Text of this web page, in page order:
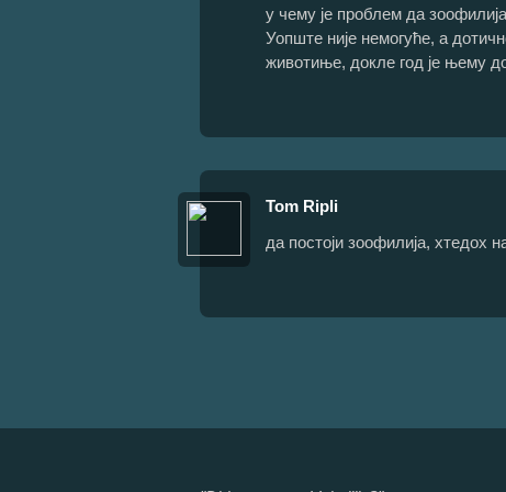
у чему је проблем да
Уопште није немогуће, а
животиње, докле год је њему
Tom Ripli
да постоји зоофилија, хтедох